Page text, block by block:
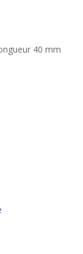
40 mm